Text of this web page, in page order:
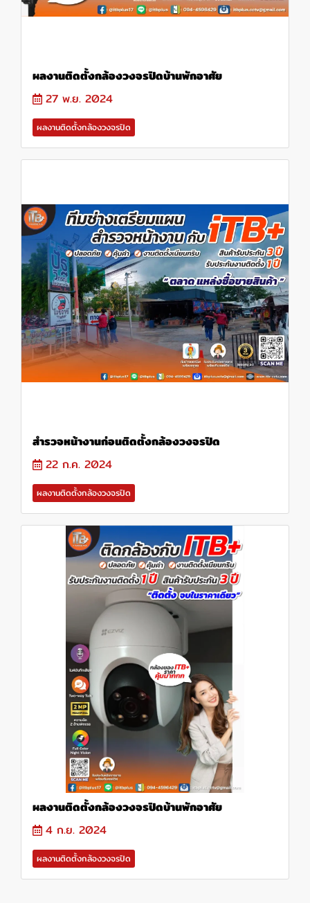
ผลงานติดตั้งกล้องวงจรปิดบ้านพักอาศัย
27 พ.ย. 2024
ผลงานติดตั้งกล้องวงจรปิด
สำรวจหน้างานก่อนติดตั้งกล้องวงจรปิด
22 ก.ค. 2024
ผลงานติดตั้งกล้องวงจรปิด
ผลงานติดตั้งกล้องวงจรปิดบ้านพักอาศัย
4 ก.ย. 2024
ผลงานติดตั้งกล้องวงจรปิด